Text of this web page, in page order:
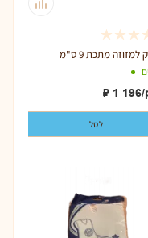
למזוזה מתכת 9 ס"מ
₽ 1 196/
לסל